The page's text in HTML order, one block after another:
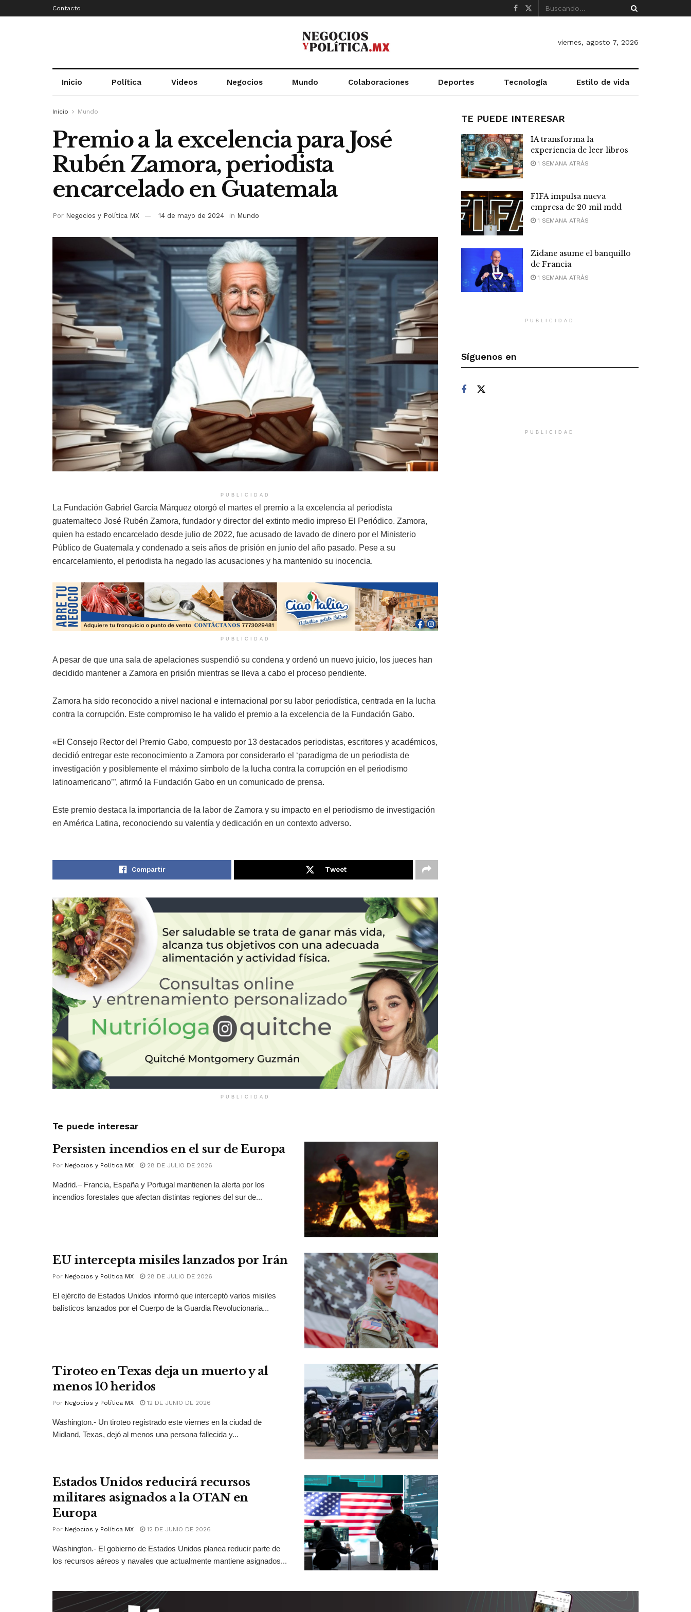
Contacto
viernes, agosto 7, 2026
Inicio Política Videos Negocios Mundo Colaboraciones Deportes Tecnología Estilo de vida
Inicio Mundo
Premio a la excelencia para José
Rubén Zamora, periodista
encarcelado en Guatemala
Por Negocios y Política MX 14 de mayo de 2024 in Mundo
PUBLICIDAD
La Fundación Gabriel García Márquez otorgó el martes el premio a la excelencia al periodista
guatemalteco José Rubén Zamora, fundador y director del extinto medio impreso El Periódico. Zamora,
quien ha estado encarcelado desde julio de 2022, fue acusado de lavado de dinero por el Ministerio
Público de Guatemala y condenado a seis años de prisión en junio del año pasado. Pese a su
encarcelamiento, el periodista ha negado las acusaciones y ha mantenido su inocencia.
PUBLICIDAD
A pesar de que una sala de apelaciones suspendió su condena y ordenó un nuevo juicio, los jueces han
decidido mantener a Zamora en prisión mientras se lleva a cabo el proceso pendiente.
Zamora ha sido reconocido a nivel nacional e internacional por su labor periodística, centrada en la lucha
contra la corrupción. Este compromiso le ha valido el premio a la excelencia de la Fundación Gabo.
«El Consejo Rector del Premio Gabo, compuesto por 13 destacados periodistas, escritores y académicos,
decidió entregar este reconocimiento a Zamora por considerarlo el ‘paradigma de un periodista de
investigación y posiblemente el máximo símbolo de la lucha contra la corrupción en el periodismo
latinoamericano’”, afirmó la Fundación Gabo en un comunicado de prensa.
Este premio destaca la importancia de la labor de Zamora y su impacto en el periodismo de investigación
en América Latina, reconociendo su valentía y dedicación en un contexto adverso.
Compartir Tweet
PUBLICIDAD
Te puede interesar
Persisten incendios en el sur de Europa
Por Negocios y Política MX 28 DE JULIO DE 2026
Madrid.– Francia, España y Portugal mantienen la alerta por los
incendios forestales que afectan distintas regiones del sur de...
EU intercepta misiles lanzados por Irán
Por Negocios y Política MX 28 DE JULIO DE 2026
El ejército de Estados Unidos informó que interceptó varios misiles
balísticos lanzados por el Cuerpo de la Guardia Revolucionaria...
Tiroteo en Texas deja un muerto y al
menos 10 heridos
Por Negocios y Política MX 12 DE JUNIO DE 2026
Washington.- Un tiroteo registrado este viernes en la ciudad de
Midland, Texas, dejó al menos una persona fallecida y...
Estados Unidos reducirá recursos
militares asignados a la OTAN en
Europa
Por Negocios y Política MX 12 DE JUNIO DE 2026
Washington.- El gobierno de Estados Unidos planea reducir parte de
los recursos aéreos y navales que actualmente mantiene asignados...
TE PUEDE INTERESAR
IA transforma la
experiencia de leer libros
1 SEMANA ATRÁS
FIFA impulsa nueva
empresa de 20 mil mdd
1 SEMANA ATRÁS
Zidane asume el banquillo
de Francia
1 SEMANA ATRÁS
PUBLICIDAD
Síguenos en
PUBLICIDAD